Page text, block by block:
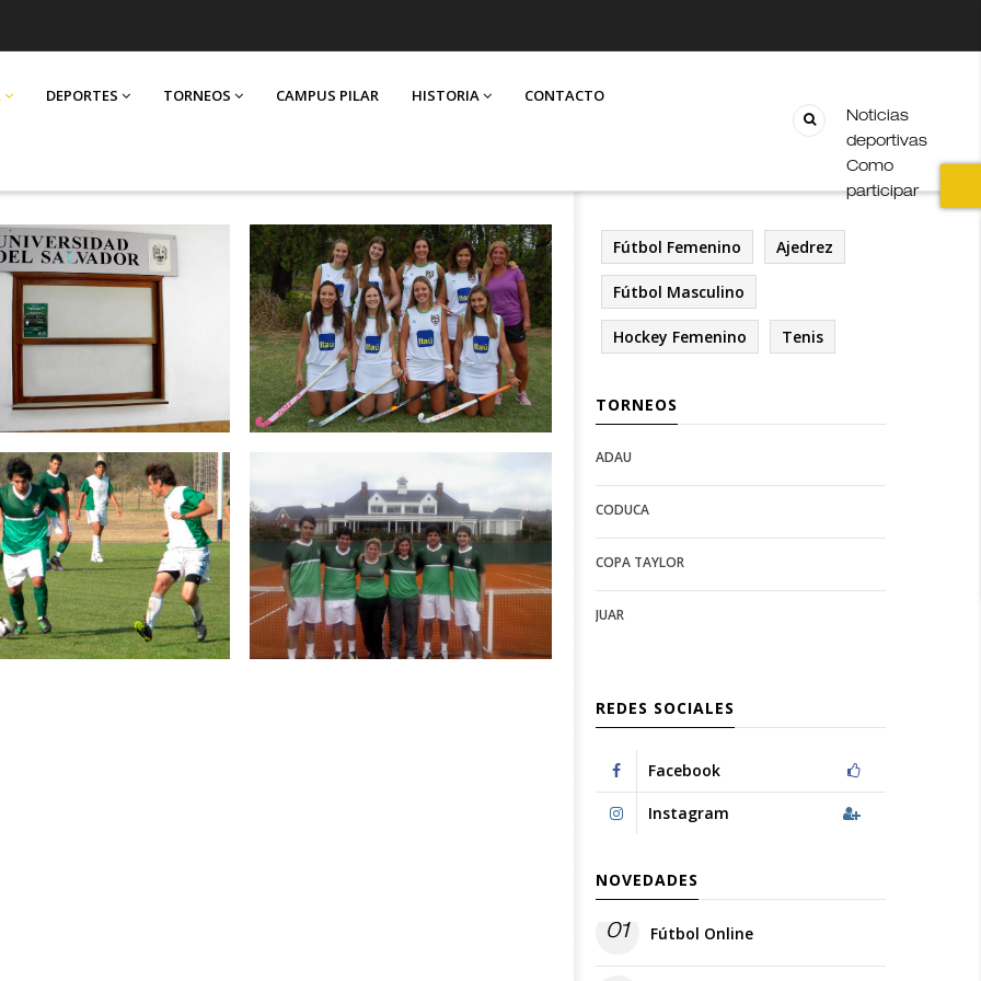
DEPORTES TORNEOS CAMPUS PILAR HISTORIA CONTACTO
Noticias
deportivas
Como
participar
de Pilar Hockey
Tenis
Fútbol Femenino Ajedrez
Fútbol Masculino
Hockey Femenino Tenis
TORNEOS
Open
Deportes
configuration
options
Open
configuration
options
ADAU
CODUCA
COPA TAYLOR
JUAR
REDES SOCIALES
Facebook
Instagram
NOVEDADES
01 Fútbol Online